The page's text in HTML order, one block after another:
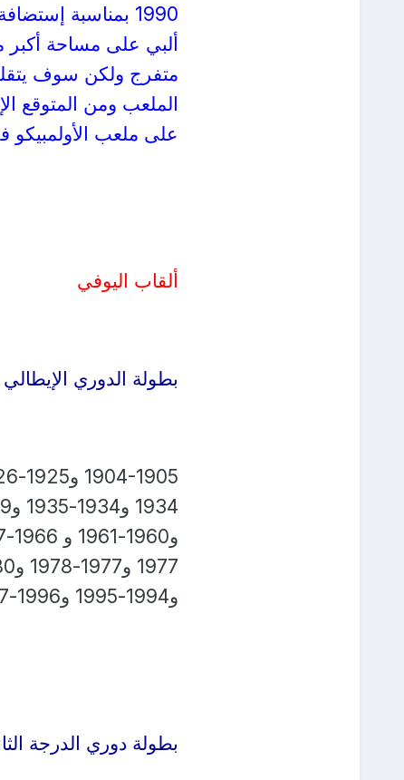
1990 بمناسبة
متفرج ولكن سوف
على ملعب الأولمبيكو
ألقاب اليوفي
بطولة الدوري الإيطالي 27 مرة, في مواسم
و1994-1995 و1996-1997 و 1997-1998 و2001-2002 و2002-2003
بطولة دوري الدرجة